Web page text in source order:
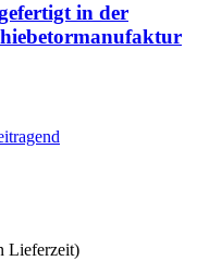
in der
Lieferzeit)